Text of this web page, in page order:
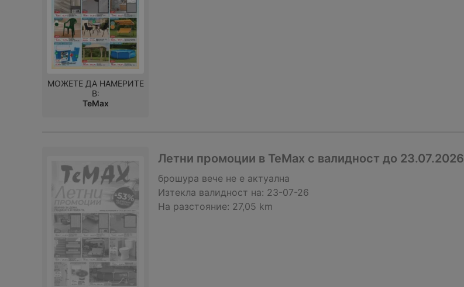
МОЖЕТЕ ДА НАМЕРИТЕ
В:
TeMax
Летни промоции в TeMax с валидност до 23.07.2026
брошура вече не е актуална
Изтекла валидност на: 23-07-26
На разстояние: 27,05 km